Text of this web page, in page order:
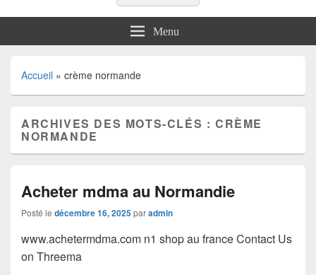
Menu
Accueil » crème normande
ARCHIVES DES MOTS-CLÉS :CRÈME
NORMANDE
Acheter mdma au Normandie
Posté le décembre 16, 2025paradmin
www.achetermdma.com n1 shop au france Contact Us
on Threema